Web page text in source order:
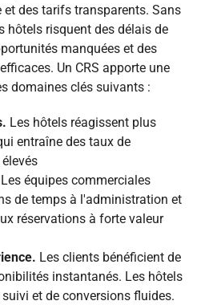
des tarifs transparents. Sans
hôtels risquent des délais de
manquées et des
Un CRS apporte une
domaines clés suivants :
Les hôtels réagissent plus
entraîne des taux de
Les équipes commerciales
de temps à l'administration et
réservations à forte valeur
Les clients bénéficient de
instantanés. Les hôtels
et de conversions fluides.